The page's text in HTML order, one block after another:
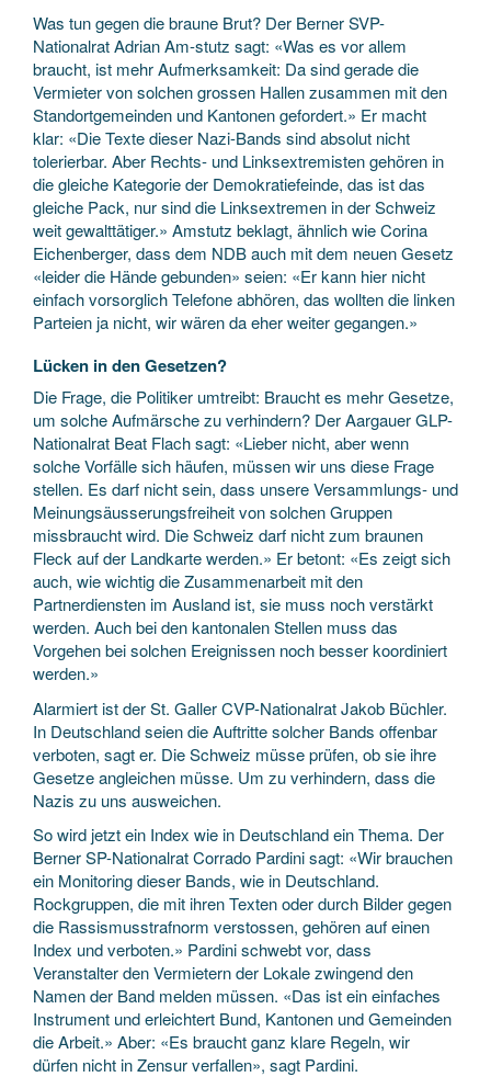
Was tun gegen die braune Brut? Der Berner SVP-
Nationalrat Adrian Am-stutz sagt: «Was es vor allem
braucht, ist mehr Aufmerksamkeit: Da sind gerade die
Vermieter von solchen grossen Hallen zusammen mit den
Standortgemeinden und Kantonen gefordert.» Er macht
klar: «Die Texte dieser Nazi-Bands sind absolut nicht
tolerierbar. Aber Rechts- und Linksextremisten gehören in
die gleiche Kategorie der Demokratiefeinde, das ist das
gleiche Pack, nur sind die Linksextremen in der Schweiz
weit gewalttätiger.» Amstutz beklagt, ähnlich wie Corina
Eichenberger, dass dem NDB auch mit dem neuen Gesetz
«leider die Hände gebunden» seien: «Er kann hier nicht
einfach vorsorglich Telefone abhören, das wollten die linken
Parteien ja nicht, wir wären da eher weiter gegangen.»
Lücken in den Gesetzen?
Die Frage, die Politiker umtreibt: Braucht es mehr Gesetze,
um solche Aufmärsche zu verhindern? Der Aargauer GLP-
Nationalrat Beat Flach sagt: «Lieber nicht, aber wenn
solche Vorfälle sich häufen, müssen wir uns diese Frage
stellen. Es darf nicht sein, dass unsere Versammlungs- und
Meinungsäusserungsfreiheit von solchen Gruppen
missbraucht wird. Die Schweiz darf nicht zum braunen
Fleck auf der Landkarte werden.» Er betont: «Es zeigt sich
auch, wie wichtig die Zusammenarbeit mit den
Partnerdiensten im Ausland ist, sie muss noch verstärkt
werden. Auch bei den kantonalen Stellen muss das
Vorgehen bei solchen Ereignissen noch besser koordiniert
werden.»
Alarmiert ist der St. Galler CVP-Nationalrat Jakob Büchler.
In Deutschland seien die Auftritte solcher Bands offenbar
verboten, sagt er. Die Schweiz müsse prüfen, ob sie ihre
Gesetze angleichen müsse. Um zu verhindern, dass die
Nazis zu uns ausweichen.
So wird jetzt ein Index wie in Deutschland ein Thema. Der
Berner SP-Nationalrat Corrado Pardini sagt: «Wir brauchen
ein Monitoring dieser Bands, wie in Deutschland.
Rockgruppen, die mit ihren Texten oder durch Bilder gegen
die Rassismusstrafnorm verstossen, gehören auf einen
Index und verboten.» Pardini schwebt vor, dass
Veranstalter den Vermietern der Lokale zwingend den
Namen der Band melden müssen. «Das ist ein einfaches
Instrument und erleichtert Bund, Kantonen und Gemeinden
die Arbeit.» Aber: «Es braucht ganz klare Regeln, wir
dürfen nicht in Zensur verfallen», sagt Pardini.